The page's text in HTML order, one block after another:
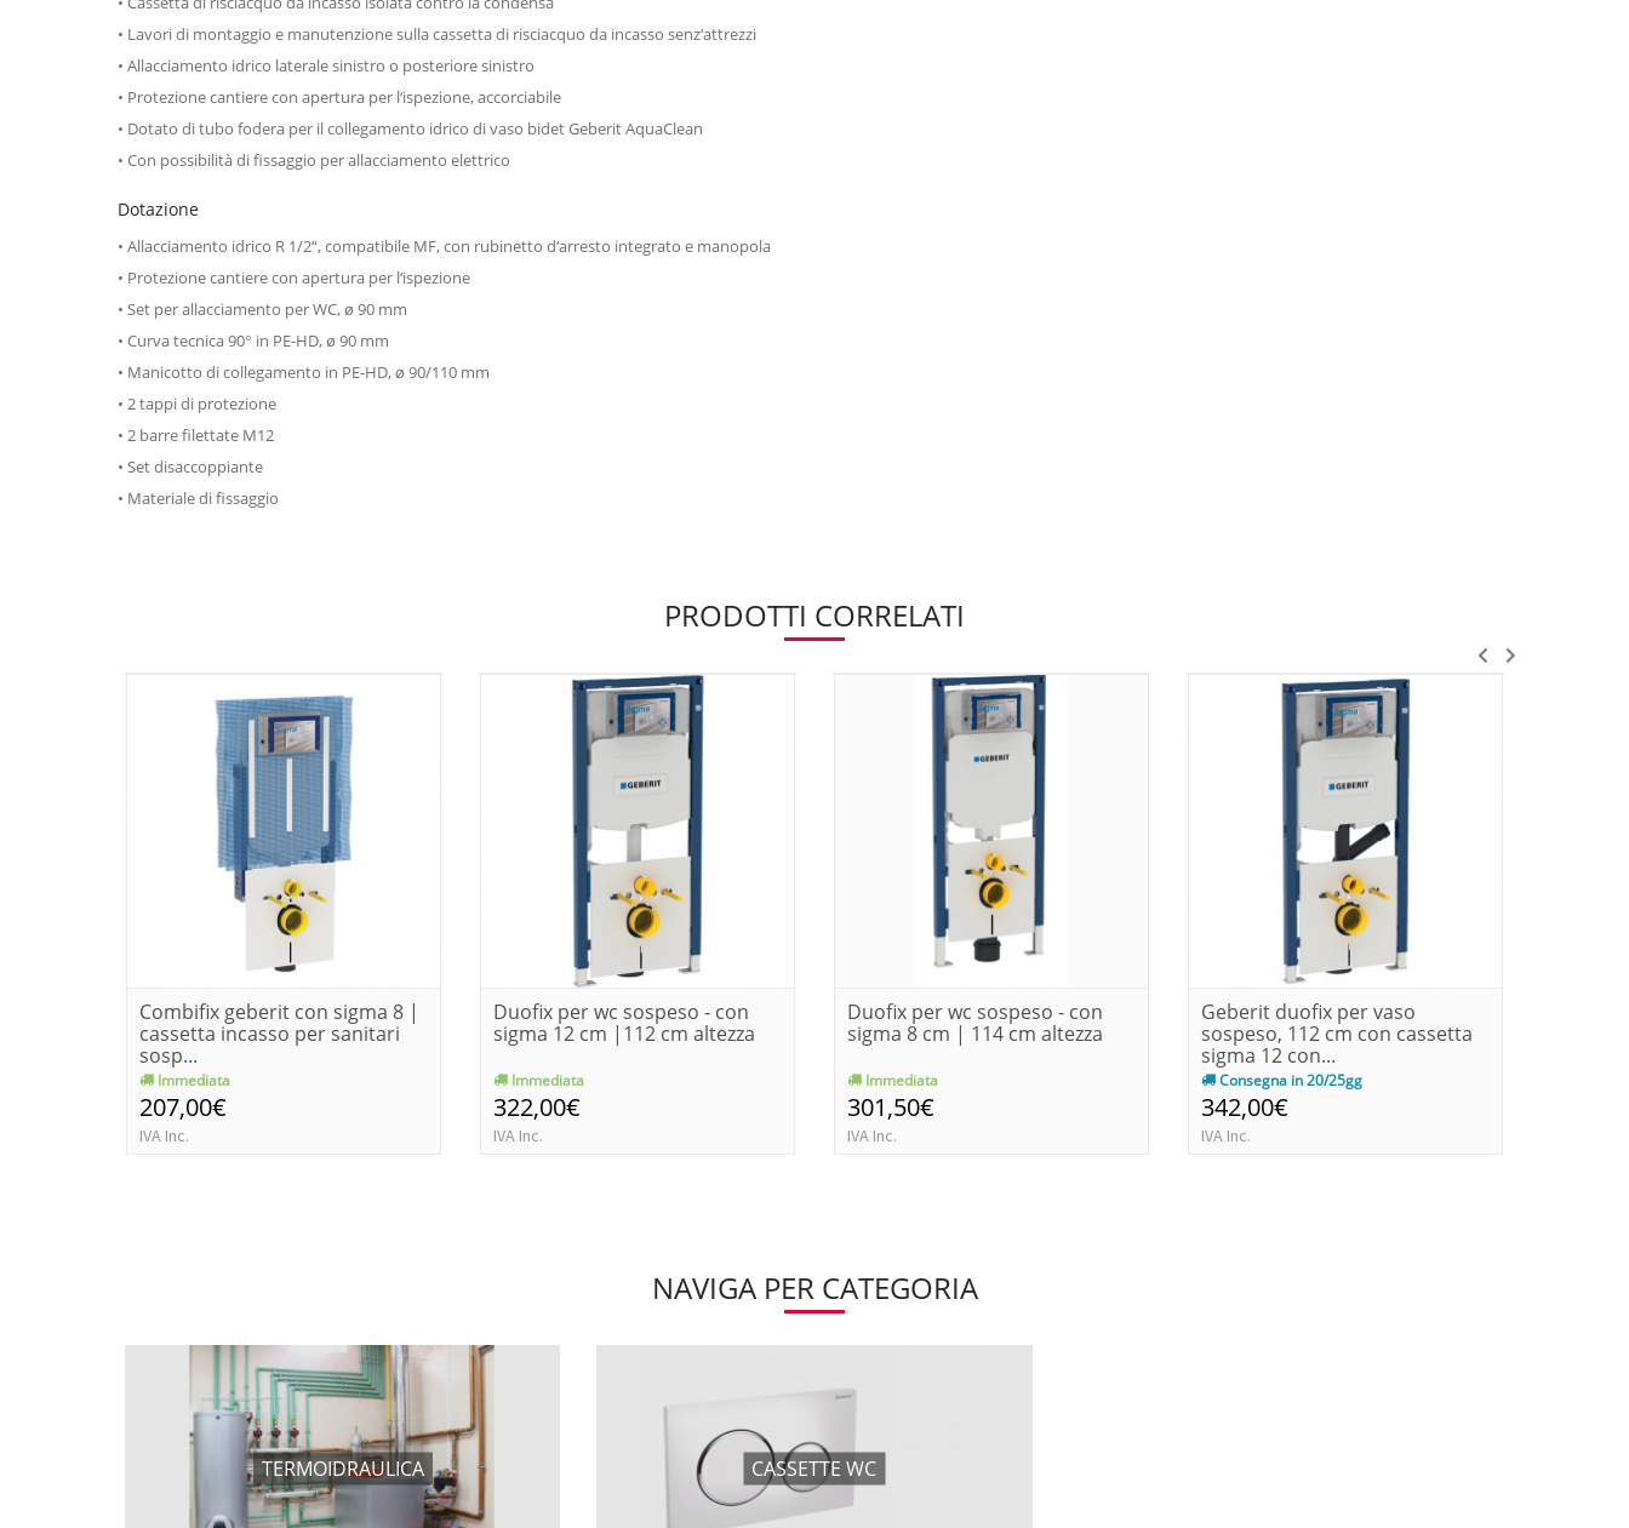
• Lavori di montaggio e manutenzione sulla cassetta di risciacquo da incasso senz‘attrezzi
• Allacciamento idrico laterale sinistro o posteriore sinistro
• Protezione cantiere con apertura per l‘ispezione, accorciabile
• Dotato di tubo fodera per il collegamento idrico di vaso bidet Geberit AquaClean
• Con possibilità di fissaggio per allacciamento elettrico
Dotazione
• Allacciamento idrico R 1/2“, compatibile MF, con rubinetto d‘arresto integrato e manopola
• Protezione cantiere con apertura per l‘ispezione
• Set per allacciamento per WC, ø 90 mm
• Curva tecnica 90° in PE-HD, ø 90 mm
• Manicotto di collegamento in PE-HD, ø 90/110 mm
• 2 tappi di protezione
• 2 barre filettate M12
• Set disaccoppiante
• Materiale di fissaggio
PRODOTTI CORRELATI
Combifix geberit con sigma 8 |
cassetta incasso per sanitari
sosp...
Immediata
207,00€
IVA Inc.
Duofix per wc sospeso - con
sigma 12 cm |112 cm altezza
Immediata
322,00€
IVA Inc.
Duofix per wc sospeso - con
sigma 8 cm | 114 cm altezza
Immediata
301,50€
IVA Inc.
Geberit duofix per vaso
sospeso, 112 cm con cassetta
sigma 12 con...
Consegna in 20/25gg
342,00€
IVA Inc.
NAVIGA PER CATEGORIA
TERMOIDRAULICA CASSETTE WC